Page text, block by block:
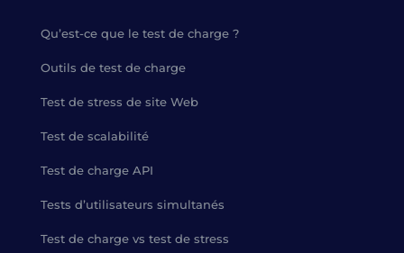
Qu’est-ce que le test de charge ?
Outils de test de charge
Test de stress de site Web
Test de scalabilité
Test de charge API
Tests d’utilisateurs simultanés
Test de charge vs test de stress